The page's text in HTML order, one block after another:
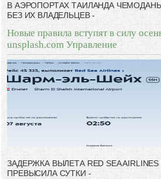
В АЭРОПОРТАХ ТАИЛАНДА
БЕЗ ИХ ВЛАДЕЛЬЦЕВ -
Новые правила вступят в силу
unsplash.com Управление
ЗАДЕРЖКА ВЫЛЕТА RED SEA
ПРЕВЫСИЛА СУТКИ -